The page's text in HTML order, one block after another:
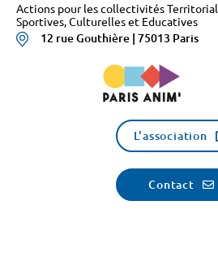
Actions pour les collectivités
Sportives, Culturelles et Educatives
12 rue Gouthière | 75013 Paris
L'association
Contact